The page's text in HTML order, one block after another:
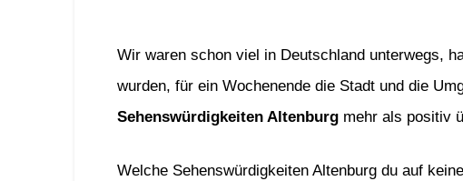
Wir waren schon viel in Deutschland unterwegs,
wurden, für ein Wochenende die Stadt und die
Sehenswürdigkeiten Altenburg mehr als positiv
Welche Sehenswürdigkeiten Altenburg du auf